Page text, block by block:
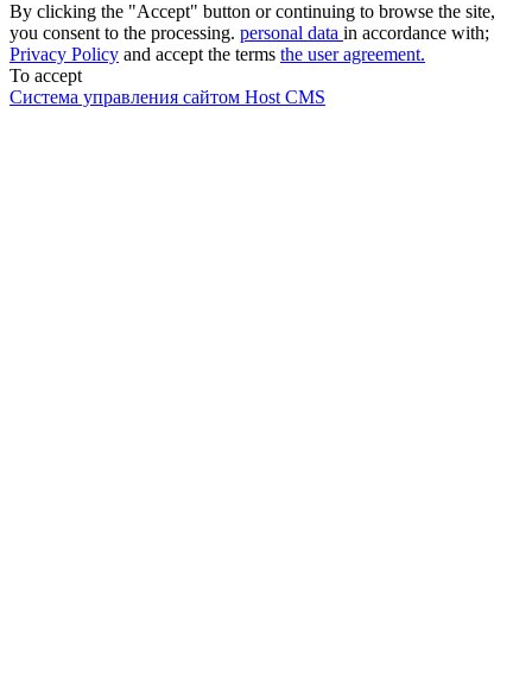
By clicking the "Accept" button or continuing to browse the site,
you consent to the processing. personal data in accordance with;
Privacy Policy and accept the terms the user agreement.
To accept
Система управления сайтом Host CMS